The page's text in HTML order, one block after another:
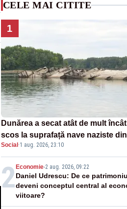
CELE MAI CITITE
1
Dunărea a secat atât de mult
scos la suprafață nave naziste din
doilea război mondial
Social ·1 aug. 2026, 23:10
2 Economie-2 aug. 2026, 09:22
Daniel Udrescu: De ce
deveni conceptul central al
viitoare?